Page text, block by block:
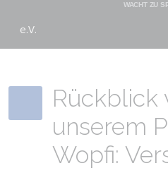
WACHT ZU
Rückblick
unserem
Wopfi: